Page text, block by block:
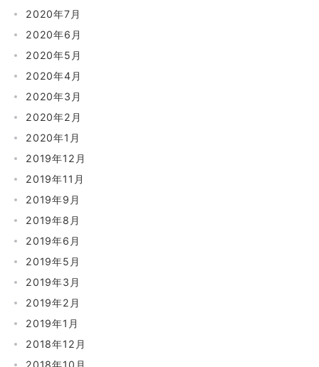
2020年7月
2020年6月
2020年5月
2020年4月
2020年3月
2020年2月
2020年1月
2019年12月
2019年11月
2019年9月
2019年8月
2019年6月
2019年5月
2019年3月
2019年2月
2019年1月
2018年12月
2018年10月